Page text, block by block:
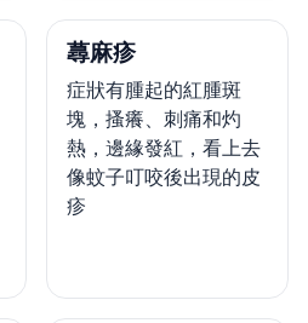
蕁麻疹
症狀有腫起的紅腫斑
塊，搔癢、刺痛和灼
熱，邊緣發紅，看上去
像蚊子叮咬後出現的皮
疹